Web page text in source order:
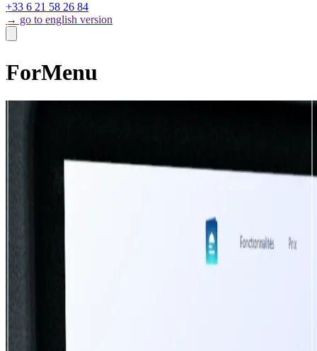
+33 6 21 58 26 84
→ go to english version
ForMenu